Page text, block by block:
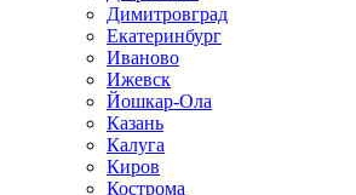
Димитровград
Екатеринбург
Иваново
Ижевск
Йошкар-Ола
Казань
Калуга
Киров
Кострома